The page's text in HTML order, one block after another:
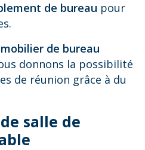
de bureau pour
mobilier de bureau
donnons la possibilité
de réunion grâce à du
salle de